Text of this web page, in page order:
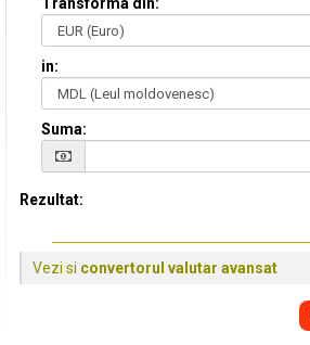
in:
Suma:
Rezultat:
Vezi si convertorul valutar avansat